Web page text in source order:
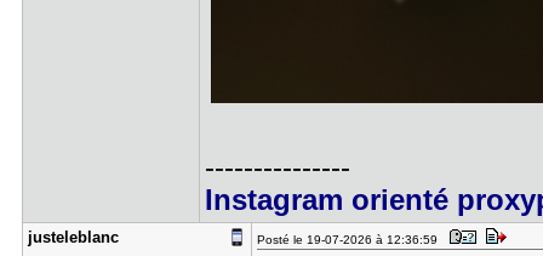
---------------
Instagram orienté
justelebla​nc Posté le 19-07-2026 à 12:36:59